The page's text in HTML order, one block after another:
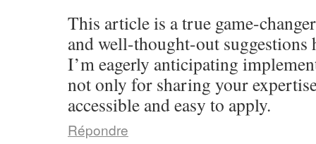
This article is a true game-
and well-thought-out
I’m eagerly anticipating
not only for sharing your
accessible and easy to apply.
Répondre